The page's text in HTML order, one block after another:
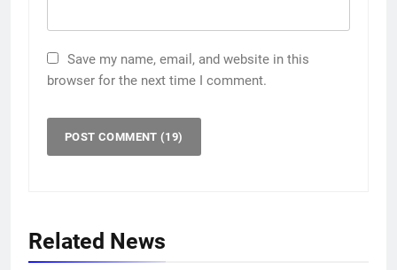
Save my name, email, and website in this
browser for the next time I comment.
Related News